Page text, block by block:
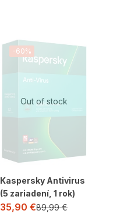
Out of stock
-60%
Kaspersky Antivirus
(5 zariadení, 1 rok)
35,90 €89,99€